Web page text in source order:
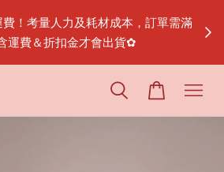
考量人力及耗材成本，訂單需滿
費＆折扣金才會出貨✿